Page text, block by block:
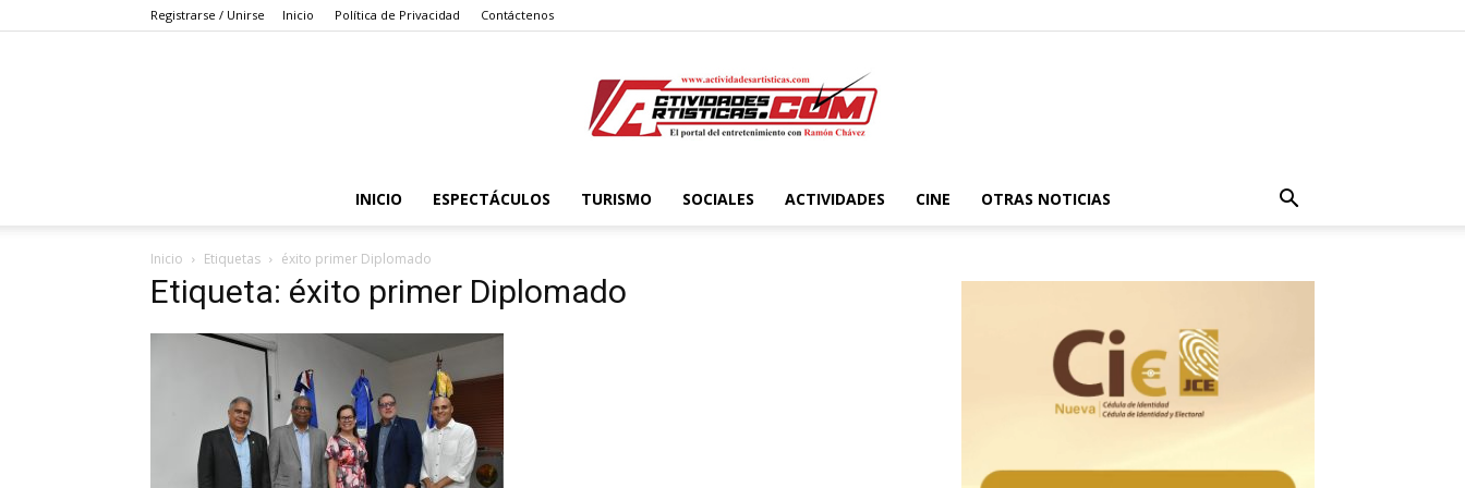
Registrarse / Unirse Inicio Política de Privacidad Contáctenos
Actividadesartisticas.com
INICIO ESPECTÁCULOS TURISMO SOCIALES ACTIVIDADES CINE OTRAS NOTICIAS
Inicio Etiquetas éxito primer Diplomado
Etiqueta: éxito primer Diplomado